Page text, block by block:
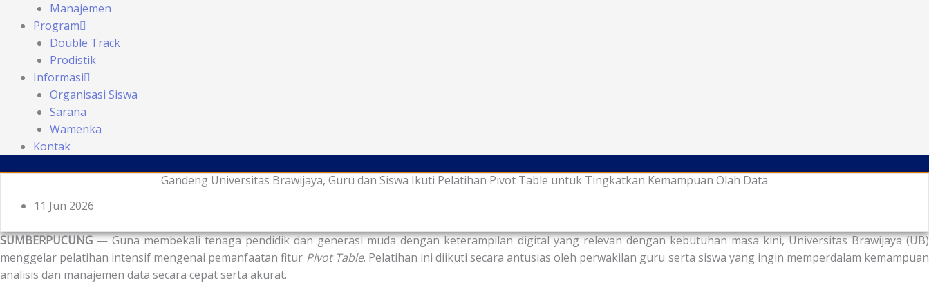
Manajemen
Program
Double Track
Prodistik
Informasi
Organisasi Siswa
Sarana
Wamenka
Kontak
Gandeng Universitas Brawijaya, Guru dan Siswa Ikuti Pelatihan Pivot Table untuk Tingkatkan Kemampuan Olah Data
11 Jun 2026
SUMBERPUCUNG— Guna membekali tenaga pendidik dan generasi muda dengan keterampilan digital yang relevan dengan kebutuhan masa kini, Universitas Brawijaya (UB)
menggelar pelatihan intensif mengenai pemanfaatan fitur Pivot Table. Pelatihan ini diikuti secara antusias oleh perwakilan guru serta siswa yang ingin memperdalam kemampuan
analisis dan manajemen data secara cepat serta akurat.